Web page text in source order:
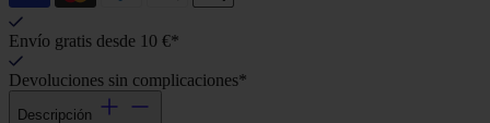
Envío gratis desde 10 €*
Devoluciones sin complicaciones*
Descripción